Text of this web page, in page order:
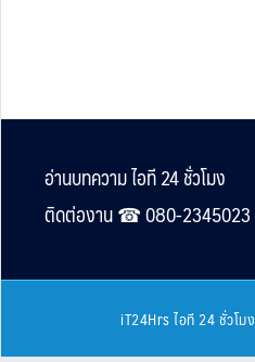
Footer
อ่านบทความ ไอที 24 ชั่วโมง
ติดต่องาน ☎︎ 080-2345023
iT24Hrs ไอที 24 ชั่วโมง